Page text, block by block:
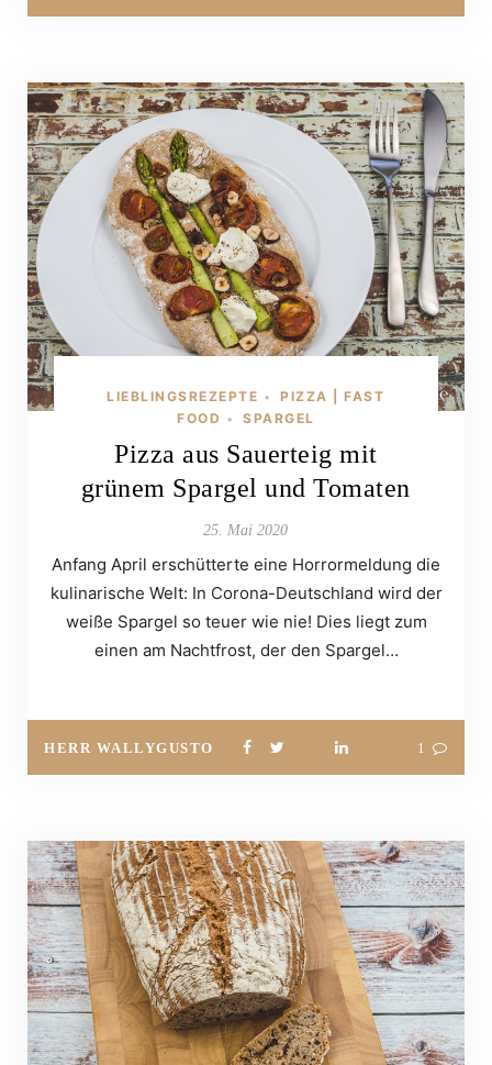
LIEBLINGSREZEPTE •
PIZZA | FAST
FOOD • SPARGEL
Pizza aus Sauerteig mit
grünem Spargel und Tomaten
25. Mai 2020
Anfang April erschütterte eine Horrormeldung die
kulinarische Welt: In Corona-Deutschland wird der
weiße Spargel so teuer wie nie! Dies liegt zum
einen am Nachtfrost, der den Spargel…
HERR WALLYGUSTO 1